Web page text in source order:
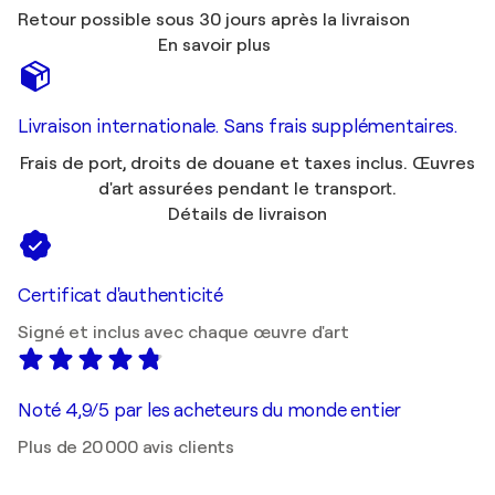
Retour possible sous 30 jours après la livraison
En savoir plus
Livraison internationale. Sans frais supplémentaires.
Frais de port, droits de douane et taxes inclus. Œuvres
d'art assurées pendant le transport.
Détails de livraison
Certificat d'authenticité
Signé et inclus avec chaque œuvre d'art
Noté 4,9/5 par les acheteurs du monde entier
Plus de 20 000 avis clients